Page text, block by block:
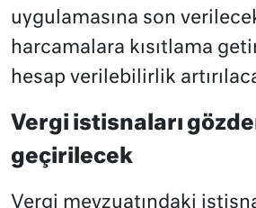
uygulamasına son
harcamalara kısıtlama
hesap verilebilirlik
Vergi istisnaları
geçirilecek
Vergi mevzuatındaki